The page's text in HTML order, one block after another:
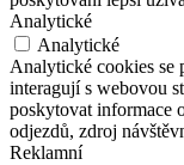
Analytické
Analytické
Analytické cookies se
interagují s webovou
poskytovat informace
odjezdů, zdroj
Reklamní